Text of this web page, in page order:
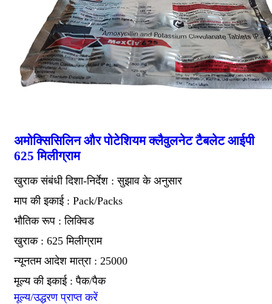
अमोक्सिसिलिन और पोटेशियम क्लैवुलनेट टैबलेट आईपी
625 मिलीग्राम
खुराक संबंधी दिशा-निर्देश : सुझाव के अनुसार
माप की इकाई : Pack/Packs
भौतिक रूप : लिक्विड
खुराक : 625 मिलीग्राम
न्यूनतम आदेश मात्रा : 25000
मूल्य की इकाई : पैक/पैक
मूल्य/उद्धरण प्राप्त करें